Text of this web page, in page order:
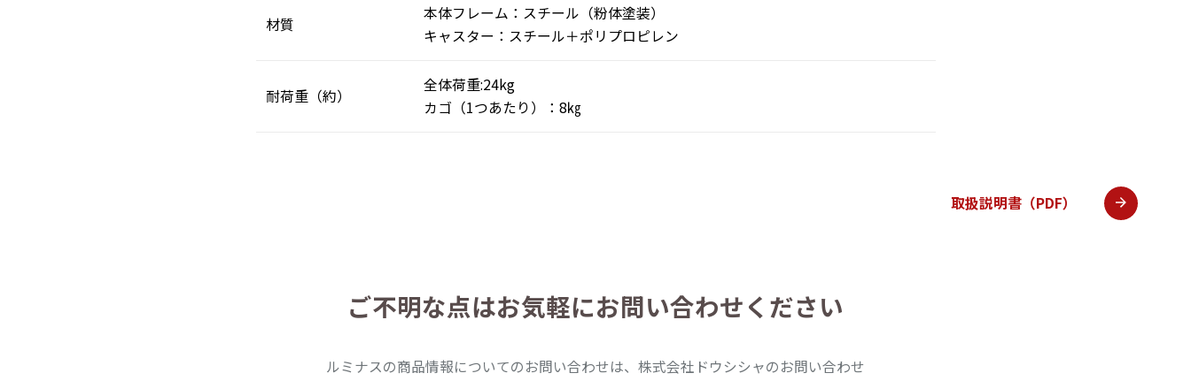
材質
本体フレーム：スチール（粉体塗装）
キャスター：スチール＋ポリプロピレン
耐荷重（約）
全体荷重:24kg
カゴ（1つあたり）：8㎏
取扱説明書（PDF）
ご不明な点はお気軽にお問い合わせください
ルミナスの商品情報についてのお問い合わせは、株式会社ドウシシャのお問い合わせ